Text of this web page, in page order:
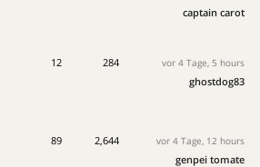
captain carot
12 284 vor 4 Tage, 5 hours
ghostdog83
89 2,644 vor 4 Tage, 12 hours
genpei tomate